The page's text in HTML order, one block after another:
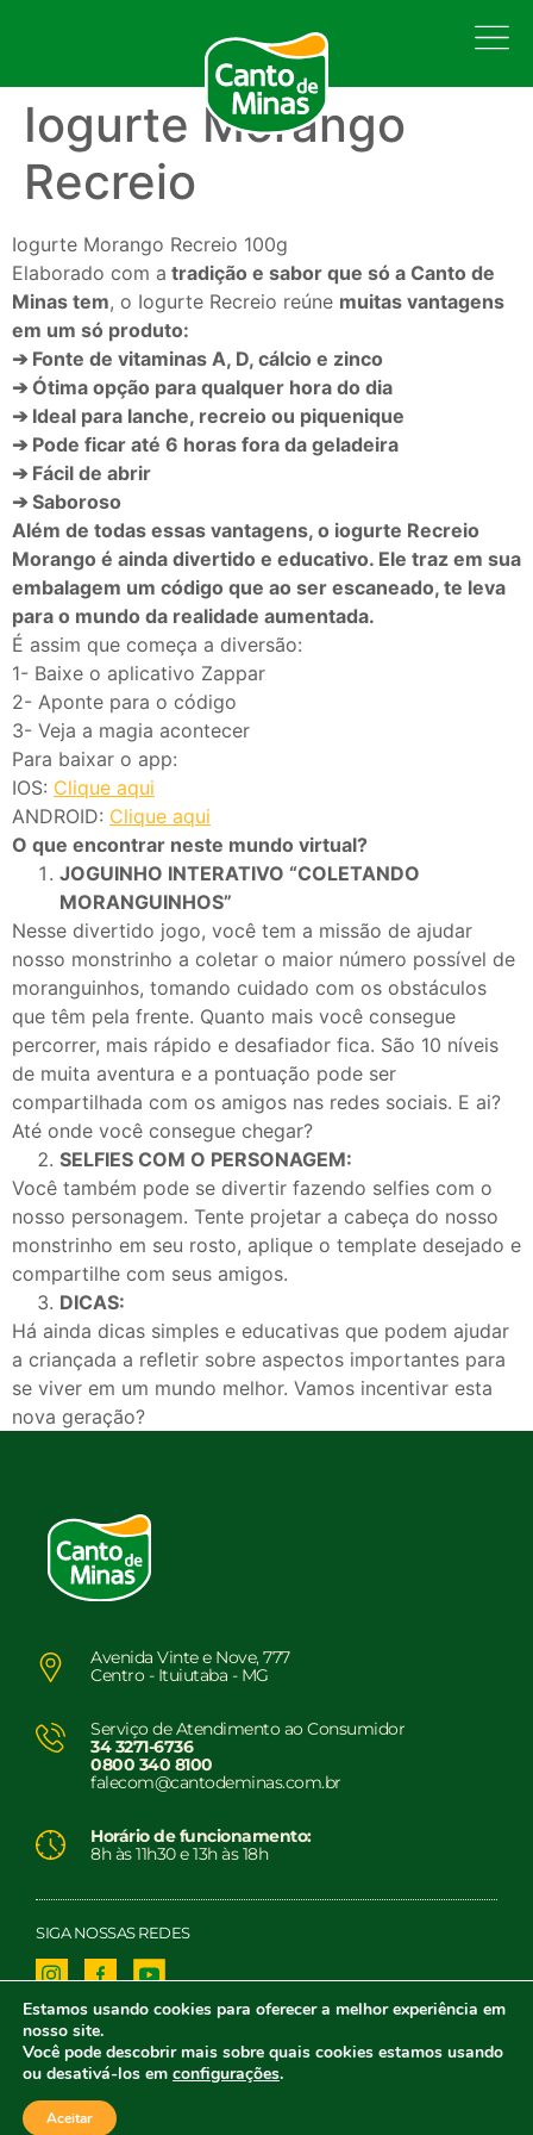
Iogurte Morango
Recreio
Iogurte Morango Recreio 100g
Elaborado com a tradição e sabor que só a Canto de
Minas tem, o Iogurte Recreio reúne muitas vantagens
em um só produto:
➔ Fonte de vitaminas A, D, cálcio e zinco
➔ Ótima opção para qualquer hora do dia
➔ Ideal para lanche, recreio ou piquenique
➔ Pode ficar até 6 horas fora da geladeira
➔ Fácil de abrir
➔ Saboroso
Além de todas essas vantagens, o iogurte Recreio
Morango é ainda divertido e educativo. Ele traz em sua
embalagem um código que ao ser escaneado, te leva
para o mundo da realidade aumentada.
É assim que começa a diversão:
1- Baixe o aplicativo Zappar
2- Aponte para o código
3- Veja a magia acontecer
Para baixar o app:
IOS: Clique aqui
ANDROID: Clique aqui
O que encontrar neste mundo virtual?
JOGUINHO INTERATIVO “COLETANDO
MORANGUINHOS”
Nesse divertido jogo, você tem a missão de ajudar
nosso monstrinho a coletar o maior número possível de
moranguinhos, tomando cuidado com os obstáculos
que têm pela frente. Quanto mais você consegue
percorrer, mais rápido e desafiador fica. São 10 níveis
de muita aventura e a pontuação pode ser
compartilhada com os amigos nas redes sociais. E ai?
Até onde você consegue chegar?
SELFIES COM O PERSONAGEM:
Você também pode se divertir fazendo selfies com o
nosso personagem. Tente projetar a cabeça do nosso
monstrinho em seu rosto, aplique o template desejado e
compartilhe com seus amigos.
DICAS:
Há ainda dicas simples e educativas que podem ajudar
a criançada a refletir sobre aspectos importantes para
se viver em um mundo melhor. Vamos incentivar esta
nova geração?
Avenida Vinte e Nove, 777
Centro - Ituiutaba - MG
Serviço de Atendimento ao Consumidor
34 3271-6736
0800 340 8100
falecom@cantodeminas.com.br
Horário de funcionamento:
8h às 11h30 e 13h às 18h
SIGA NOSSAS REDES
© Canto de Minas. 2023. Todos os direitos reservados.
Estamos usando cookies para oferecer a melhor experiência em
nosso site.
Você pode descobrir mais sobre quais cookies estamos usando
ou desativá-los em configurações.
Aceitar